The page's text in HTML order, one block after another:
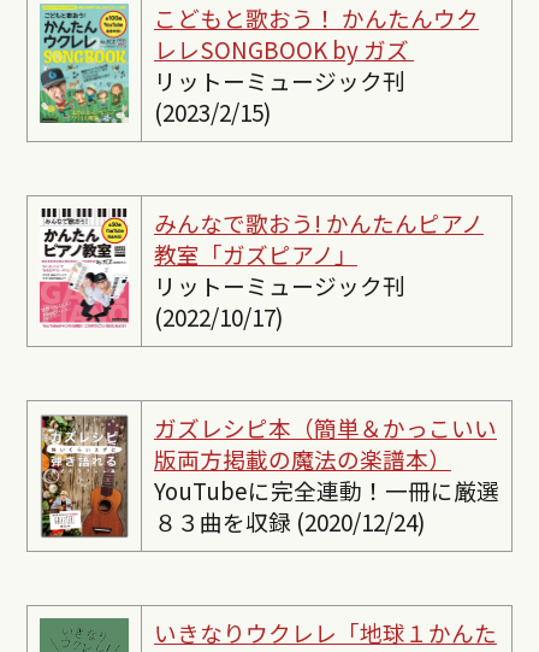
こどもと歌おう！ かんたんウク
レレSONGBOOK by ガズ
リットーミュージック刊
(2023/2/15)
みんなで歌おう! かんたんピアノ
教室「ガズピアノ」
リットーミュージック刊
(2022/10/17)
ガズレシピ本（簡単＆かっこいい
版両方掲載の魔法の楽譜本）
YouTubeに完全連動！一冊に厳選
８３曲を収録 (2020/12/24)
いきなりウクレレ「地球１かんた